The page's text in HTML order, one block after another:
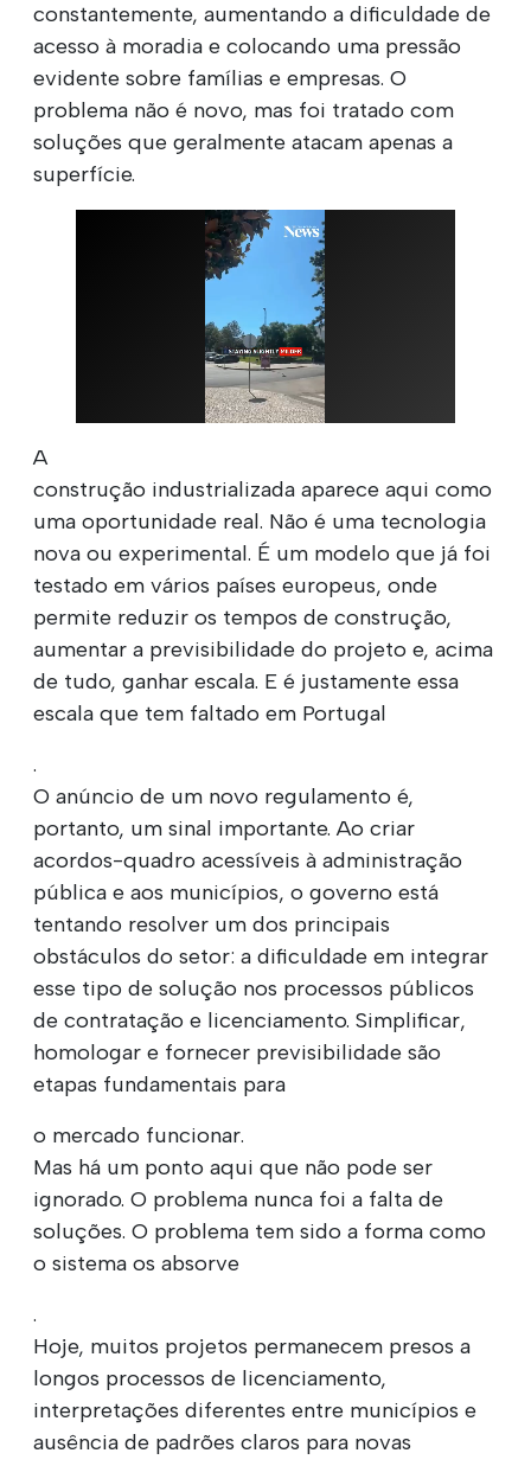
constantemente, aumentando a dificuldade de
acesso à moradia e colocando uma pressão
evidente sobre famílias e empresas. O
problema não é novo, mas foi tratado com
soluções que geralmente atacam apenas a
superfície.
A
construção industrializada aparece aqui como
uma oportunidade real. Não é uma tecnologia
nova ou experimental. É um modelo que já foi
testado em vários países europeus, onde
permite reduzir os tempos de construção,
aumentar a previsibilidade do projeto e, acima
de tudo, ganhar escala. E é justamente essa
escala que tem faltado em Portugal
.
O anúncio de um novo regulamento é,
portanto, um sinal importante. Ao criar
acordos-quadro acessíveis à administração
pública e aos municípios, o governo está
tentando resolver um dos principais
obstáculos do setor: a dificuldade em integrar
esse tipo de solução nos processos públicos
de contratação e licenciamento. Simplificar,
homologar e fornecer previsibilidade são
etapas fundamentais para
o mercado funcionar.
Mas há um ponto aqui que não pode ser
ignorado. O problema nunca foi a falta de
soluções. O problema tem sido a forma como
o sistema os absorve
.
Hoje, muitos projetos permanecem presos a
longos processos de licenciamento,
interpretações diferentes entre municípios e
ausência de padrões claros para novas